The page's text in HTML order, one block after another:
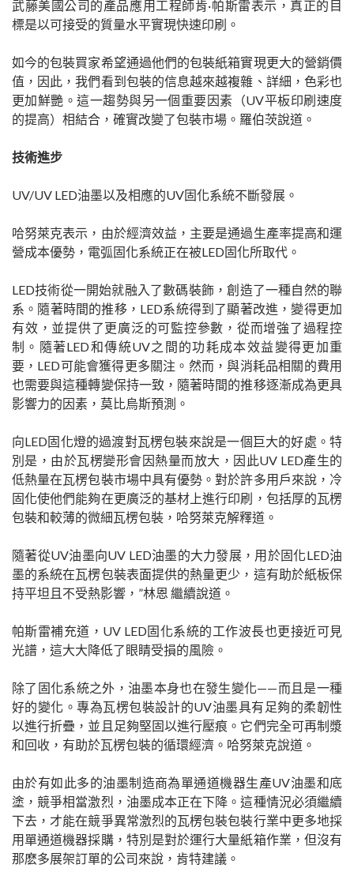
武藤美國公司的產品應用工程師肯·帕斯雷表示，真正的目
標是以可接受的質量水平實現快速印刷。
如今的包裝買家希望通過他們的包裝紙箱實現更大的營銷價
值，因此，我們看到包裝的信息越來越複雜、詳細，色彩也
更加鮮艷。這一趨勢與另一個重要因素（UV平板印刷速度
的提高）相結合，確實改變了包裝市場。羅伯茨說道。
技術進步
UV/UV LED油墨以及相應的UV固化系統不斷發展。
哈努萊克表示，由於經濟效益，主要是通過生產率提高和運
營成本優勢，電弧固化系統正在被LED固化所取代。
LED技術從一開始就融入了數碼裝飾，創造了一種自然的聯
系。隨著時間的推移，LED系統得到了顯著改進，變得更加
有效，並提供了更廣泛的可監控參數，從而增強了過程控
制。隨著LED和傳統UV之間的功耗成本效益變得更加重
要，LED可能會獲得更多關注。然而，與消耗品相關的費用
也需要與這種轉變保持一致，隨著時間的推移逐漸成為更具
影響力的因素，莫比烏斯預測。
向LED固化燈的過渡對瓦楞包裝來說是一個巨大的好處。特
別是，由於瓦楞變形會因熱量而放大，因此UV LED產生的
低熱量在瓦楞包裝市場中具有優勢。對於許多用戶來說，冷
固化使他們能夠在更廣泛的基材上進行印刷，包括厚的瓦楞
包裝和較薄的微細瓦楞包裝，哈努萊克解釋道。
隨著從UV油墨向UV LED油墨的大力發展，用於固化LED油
墨的系統在瓦楞包裝表面提供的熱量更少，這有助於紙板保
持平坦且不受熱影響，”林恩 繼續說道。
帕斯雷補充道，UV LED固化系統的工作波長也更接近可見
光譜，這大大降低了眼睛受損的風險。
除了固化系統之外，油墨本身也在發生變化——而且是一種
好的變化。專為瓦楞包裝設計的UV油墨具有足夠的柔韌性
以進行折疊，並且足夠堅固以進行壓痕。它們完全可再制漿
和回收，有助於瓦楞包裝的循環經濟。哈努萊克說道。
由於有如此多的油墨制造商為單通道機器生產UV油墨和底
塗，競爭相當激烈，油墨成本正在下降。這種情況必須繼續
下去，才能在競爭異常激烈的瓦楞包裝包裝行業中更多地採
用單通道機器採購，特別是對於運行大量紙箱作業，但沒有
那麽多展架訂單的公司來說，肯特建議。